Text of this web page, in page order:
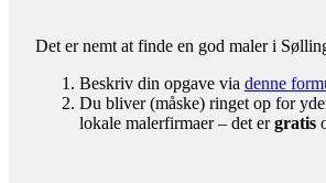
Det er nemt at finde en god maler i
Beskriv din opgave via denne
Du bliver (måske) ringet op for
lokale malerfirmaer – det ergratis